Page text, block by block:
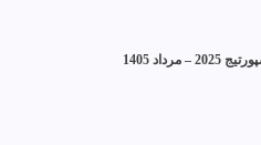
1405